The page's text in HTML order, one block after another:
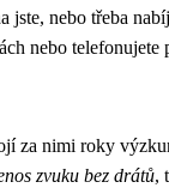
jste, nebo třeba
nebo telefonujete
za nimi roky
zvuku bez drátů,